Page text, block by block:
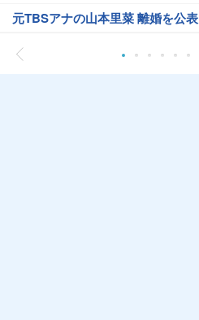
元TBSアナの山本里菜 離婚を公表